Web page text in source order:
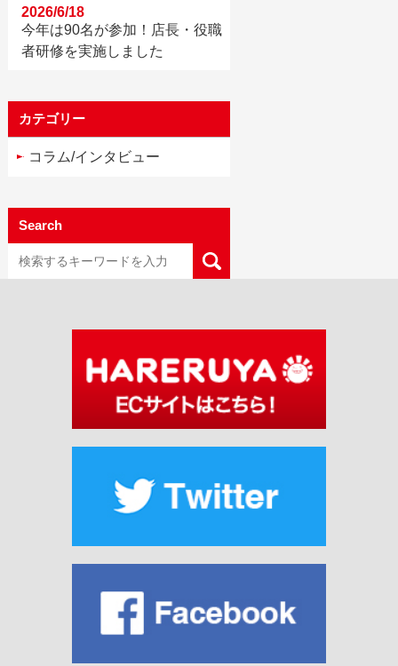
今年は90名が参加！店長・役職
者研修を実施しました
2026/6/18
カテゴリー
コラム/インタビュー
Search